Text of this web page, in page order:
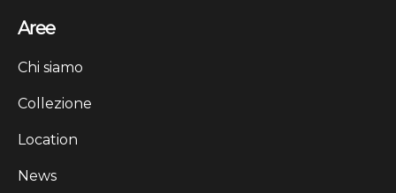
Aree
Chi siamo
Collezione
Location
News